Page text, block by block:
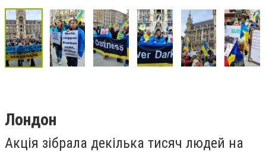
Лондон
Акція зібрала декілька тисяч людей на